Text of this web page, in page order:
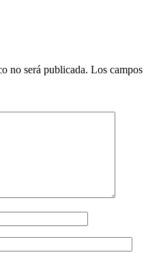
no será publicada. Los campos